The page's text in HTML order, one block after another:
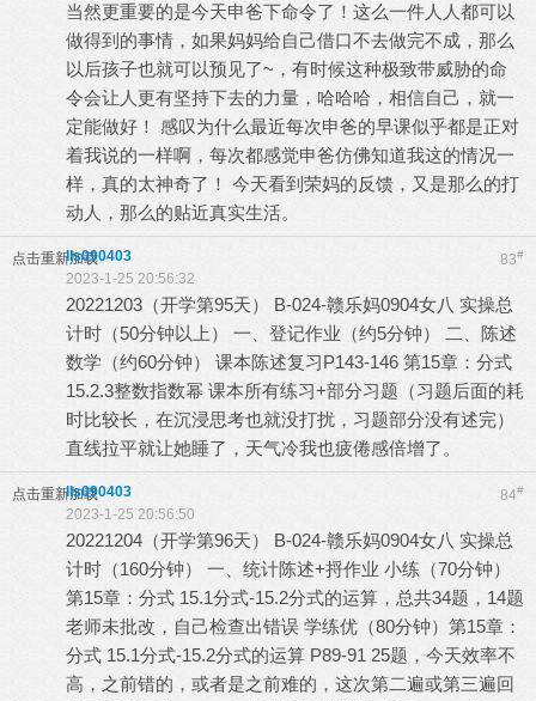
当然更重要的是今天申爸下命令了！这么一件人人都可以
做得到的事情，如果妈妈给自己借口不去做完不成，那么
以后孩子也就可以预见了~，有时候这种极致带威胁的命
令会让人更有坚持下去的力量，哈哈哈，相信自己，就一
定能做好！ 感叹为什么最近每次申爸的早课似乎都是正对
着我说的一样啊，每次都感觉申爸仿佛知道我这的情况一
样，真的太神奇了！ 今天看到荣妈的反馈，又是那么的打
动人，那么的贴近真实生活。
点击重新加载 83#
lls090403
2023-1-25 20:56:32
20221203（开学第95天） B-024-赣乐妈0904女八 实操总
计时（50分钟以上） 一、登记作业（约5分钟） 二、陈述
数学（约60分钟） 课本陈述复习P143-146 第15章：分式
15.2.3整数指数幂 课本所有练习+部分习题（习题后面的耗
时比较长，在沉浸思考也就没打扰，习题部分没有述完）
直线拉平就让她睡了，天气冷我也疲倦感倍增了。
点击重新加载 84#
lls090403
2023-1-25 20:56:50
20221204（开学第96天） B-024-赣乐妈0904女八 实操总
计时（160分钟） 一、统计陈述+捋作业 小练（70分钟）
第15章：分式 15.1分式-15.2分式的运算，总共34题，14题
老师未批改，自己检查出错误 学练优（80分钟）第15章：
分式 15.1分式-15.2分式的运算 P89-91 25题，今天效率不
高，之前错的，或者是之前难的，这次第二遍或第三遍回